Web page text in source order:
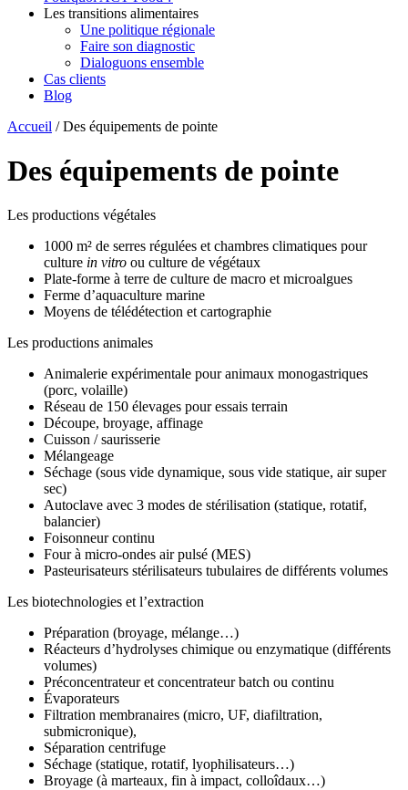
Les transitions alimentaires
Une politique régionale
Faire son diagnostic
Dialoguons ensemble
Cas clients
Blog
Accueil /Des équipements de pointe
Des équipements de pointe
Les productions végétales
1000 m² de serres régulées et chambres climatiques pour
culture in vitro ou culture de végétaux
Plate-forme à terre de culture de macro et microalgues
Ferme d’aquaculture marine
Moyens de télédétection et cartographie
Les productions animales
Animalerie expérimentale pour animaux monogastriques
(porc, volaille)
Réseau de 150 élevages pour essais terrain
Découpe, broyage, affinage
Cuisson / saurisserie
Mélangeage
Séchage (sous vide dynamique, sous vide statique, air super
sec)
Autoclave avec 3 modes de stérilisation (statique, rotatif,
balancier)
Foisonneur continu
Four à micro-ondes air pulsé (MES)
Pasteurisateurs stérilisateurs tubulaires de différents volumes
Les biotechnologies et l’extraction
Préparation (broyage, mélange…)
Réacteurs d’hydrolyses chimique ou enzymatique (différents
volumes)
Préconcentrateur et concentrateur batch ou continu
Évaporateurs
Filtration membranaires (micro, UF, diafiltration,
submicronique),
Séparation centrifuge
Séchage (statique, rotatif, lyophilisateurs…)
Broyage (à marteaux, fin à impact, colloîdaux…)